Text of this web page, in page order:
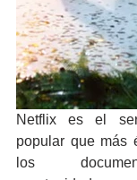
Netflix es el
popular que más
los